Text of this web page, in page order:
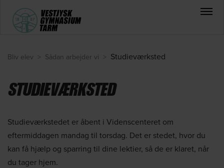
Bliv elev > Sådan arbejder vi > Studieværksted
STUDIEVÆRKSTED
Studieværkstedet er åbent i Videnscenteret om
eftermiddagen mandag til torsdag. Det er stedet, hvor du
kan få hjælp og sparring til dine lektier, så de er klaret, når
du tager hjem.